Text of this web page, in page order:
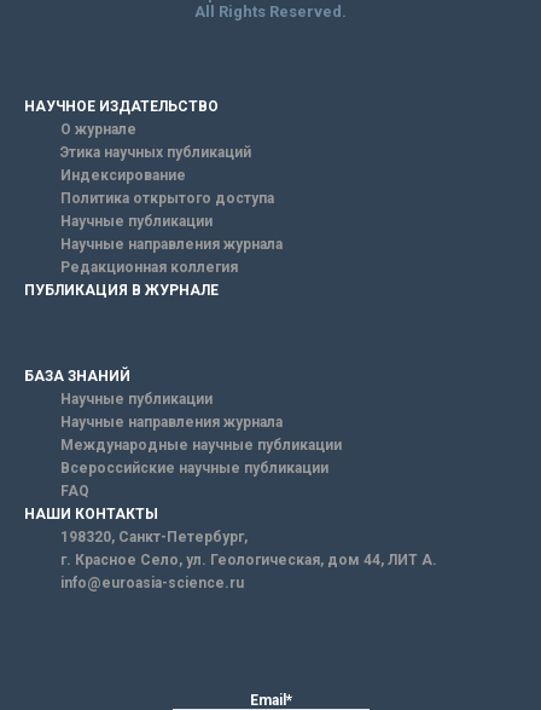
All Rights Reserved.
НАУЧНОЕ ИЗДАТЕЛЬСТВО
О журнале
Этика научных публикаций
Индексирование
Политика открытого доступа
Научные публикации
Научные направления журнала
Редакционная коллегия
ПУБЛИКАЦИЯ В ЖУРНАЛЕ
БАЗА ЗНАНИЙ
Научные публикации
Научные направления журнала
Международные научные публикации
Всероссийские научные публикации
FAQ
НАШИ КОНТАКТЫ
198320, Санкт-Петербург,
г. Красное Село, ул. Геологическая, дом 44, ЛИТ А.
info@euroasia-science.ru
Email*